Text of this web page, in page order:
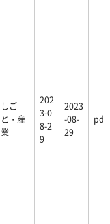
しご
と・産
業
202
3-0
8-2
9
2023
-08-
29
pdf